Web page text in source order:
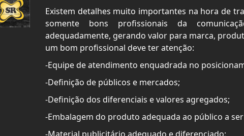
Existem detalhes muito importantes na hora de
somente bons profissionais da
adequadamente, gerando valor para marca,
um bom profissional deve ter atenção:
-Equipe de atendimento enquadrada no
-Definição de públicos e mercados;
-Definição dos diferenciais e valores agregados;
-Embalagem do produto adequada ao público a